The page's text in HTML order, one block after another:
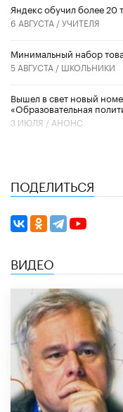
​Яндекс обучил более 20
6 АВГУСТА /УЧИТЕЛЯ
Минимальный набор
5 АВГУСТА / ШКОЛЬНИКИ
Вышел в свет новый
«Образовательная
3 ИЮЛЯ / АНОНС
ПОДЕЛИТЬСЯ
ВИДЕО